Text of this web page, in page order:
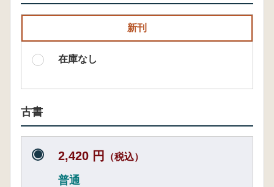
新刊
在庫なし
古書
2,420 円 （税込）
普通